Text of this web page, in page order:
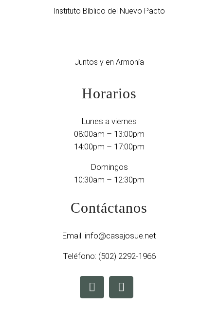
Instituto Bíblico del Nuevo Pacto
Juntos y en Armonía
Horarios
Lunes a viernes
08:00am – 13:00pm
14:00pm – 17:00pm
Domingos
10:30am – 12:30pm
Contáctanos
Email: info@casajosue.net
Teléfono: (502) 2292-1966